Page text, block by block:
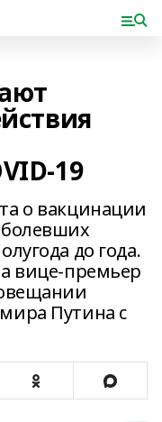
19
о вакцинации
до года.
вице-премьер
Путина с